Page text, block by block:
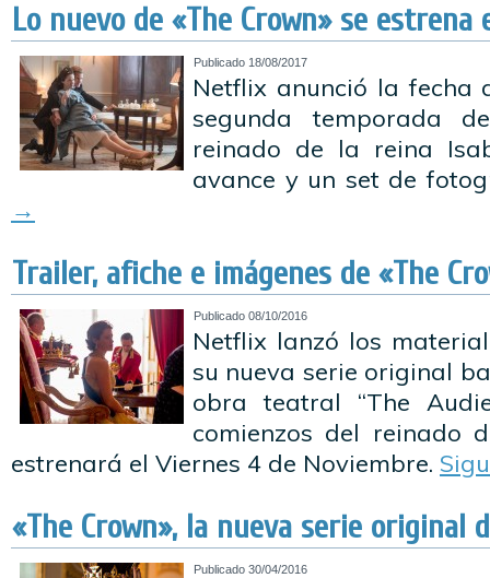
Lo nuevo de «The Crown» se estrena
Publicado 18/08/2017
Netflix anunció la fecha
segunda temporada
reinado de la reina
avance y un set de
→
Trailer, afiche e imágenes de «The
Publicado 08/10/2016
Netflix lanzó los
su nueva serie original
obra teatral “The
comienzos del reinado
estrenará el Viernes 4 de Noviembre.
«The Crown», la nueva serie original
Publicado 30/04/2016